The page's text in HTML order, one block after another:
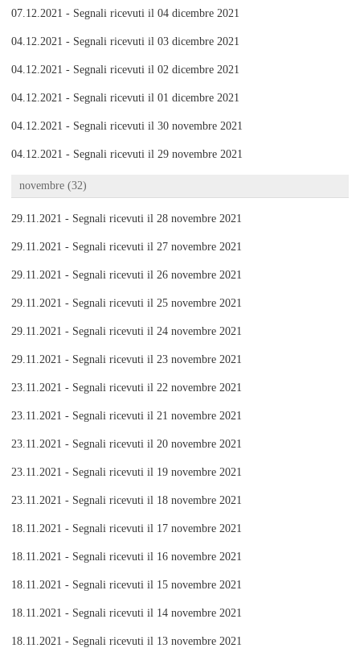
07.12.2021 - Segnali ricevuti il 04 dicembre 2021
04.12.2021 - Segnali ricevuti il 03 dicembre 2021
04.12.2021 - Segnali ricevuti il 02 dicembre 2021
04.12.2021 - Segnali ricevuti il 01 dicembre 2021
04.12.2021 - Segnali ricevuti il 30 novembre 2021
04.12.2021 - Segnali ricevuti il 29 novembre 2021
novembre (32)
29.11.2021 - Segnali ricevuti il 28 novembre 2021
29.11.2021 - Segnali ricevuti il 27 novembre 2021
29.11.2021 - Segnali ricevuti il 26 novembre 2021
29.11.2021 - Segnali ricevuti il 25 novembre 2021
29.11.2021 - Segnali ricevuti il 24 novembre 2021
29.11.2021 - Segnali ricevuti il 23 novembre 2021
23.11.2021 - Segnali ricevuti il 22 novembre 2021
23.11.2021 - Segnali ricevuti il 21 novembre 2021
23.11.2021 - Segnali ricevuti il 20 novembre 2021
23.11.2021 - Segnali ricevuti il 19 novembre 2021
23.11.2021 - Segnali ricevuti il 18 novembre 2021
18.11.2021 - Segnali ricevuti il 17 novembre 2021
18.11.2021 - Segnali ricevuti il 16 novembre 2021
18.11.2021 - Segnali ricevuti il 15 novembre 2021
18.11.2021 - Segnali ricevuti il 14 novembre 2021
18.11.2021 - Segnali ricevuti il 13 novembre 2021